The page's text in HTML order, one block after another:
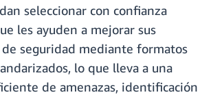
seleccionar con confianza
les ayuden a mejorar sus
seguridad mediante formatos
lo que lleva a una
de amenazas, identificación